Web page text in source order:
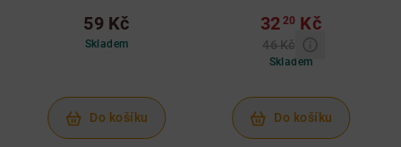
59 Kč
Skladem
Do košíku
32 20 Kč
46 Kč
Skladem
Do košíku